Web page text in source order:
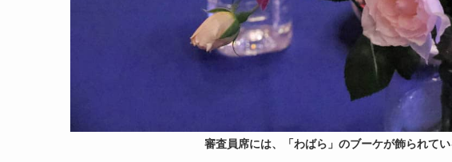
審査員席には、「わばら」のブーケが飾られて